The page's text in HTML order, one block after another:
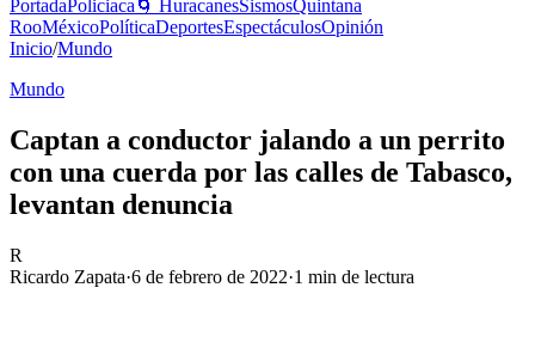
PortadaPoliciaca 🌀 HuracanesSismosQuintana
RooMéxicoPolíticaDeportesEspectáculosOpinión
Inicio/Mundo
Mundo
Captan a conductor jalando a un perrito
con una cuerda por las calles de Tabasco,
levantan denuncia
R
Ricardo Zapata·6 de febrero de 2022·1 min de lectura